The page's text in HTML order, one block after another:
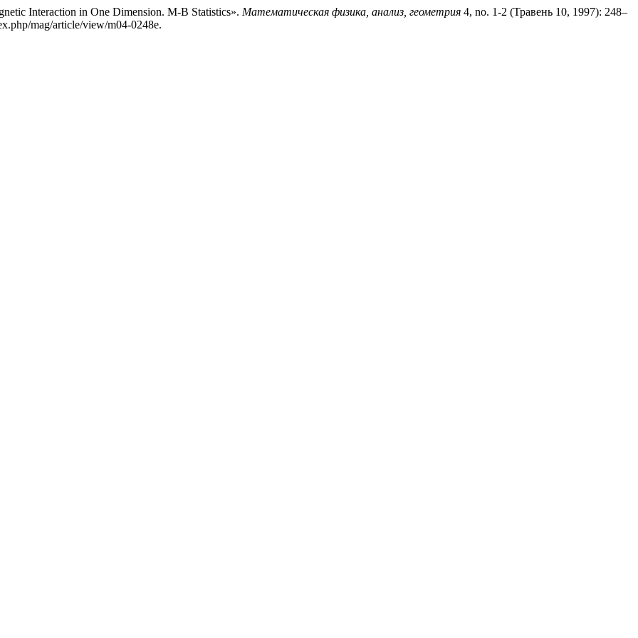
Interaction in One Dimension. M-B Statistics». Математическая физика, анализ, геометрия 4, no. 1-2 (Травень 10, 1997): 248–
mag/article/view/m04-0248e.